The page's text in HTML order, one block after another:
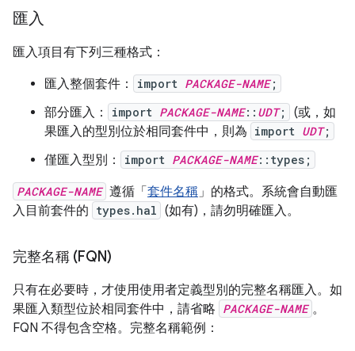
匯入
匯入項目有下列三種格式：
匯入整個套件：
import PACKAGE-NAME;
部分匯入： import PACKAGE-NAME:: UDT;
(或，如
果匯入的型別位於相同套件中，則為 import UDT;
僅匯入型別： import PACKAGE-NAME::types;
PACKAGE-NAME 遵循「 套件名稱」的格式。系統會自動匯
入目前套件的 types.hal (如有)，請勿明確匯入。
完整名稱 (FQN)
只有在必要時，才使用使用者定義型別的完整名稱匯入。如
果匯入類型位於相同套件中，請省略 PACKAGE-NAME 。
FQN 不得包含空格。完整名稱範例：